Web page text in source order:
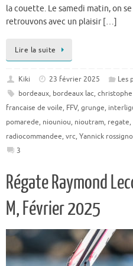
la couette. Le samedi matin, on
retrouvons avec un plaisir […]
Lire la suite
Kiki 23 février 2025 Les
bordeaux, bordeaux lac,
francaise de voile, FFV, grunge,
pomarede, niouniou, nioutram, regate,
radiocommandee, vrc, Yannick
3
Régate Raymond
M, Février 2025